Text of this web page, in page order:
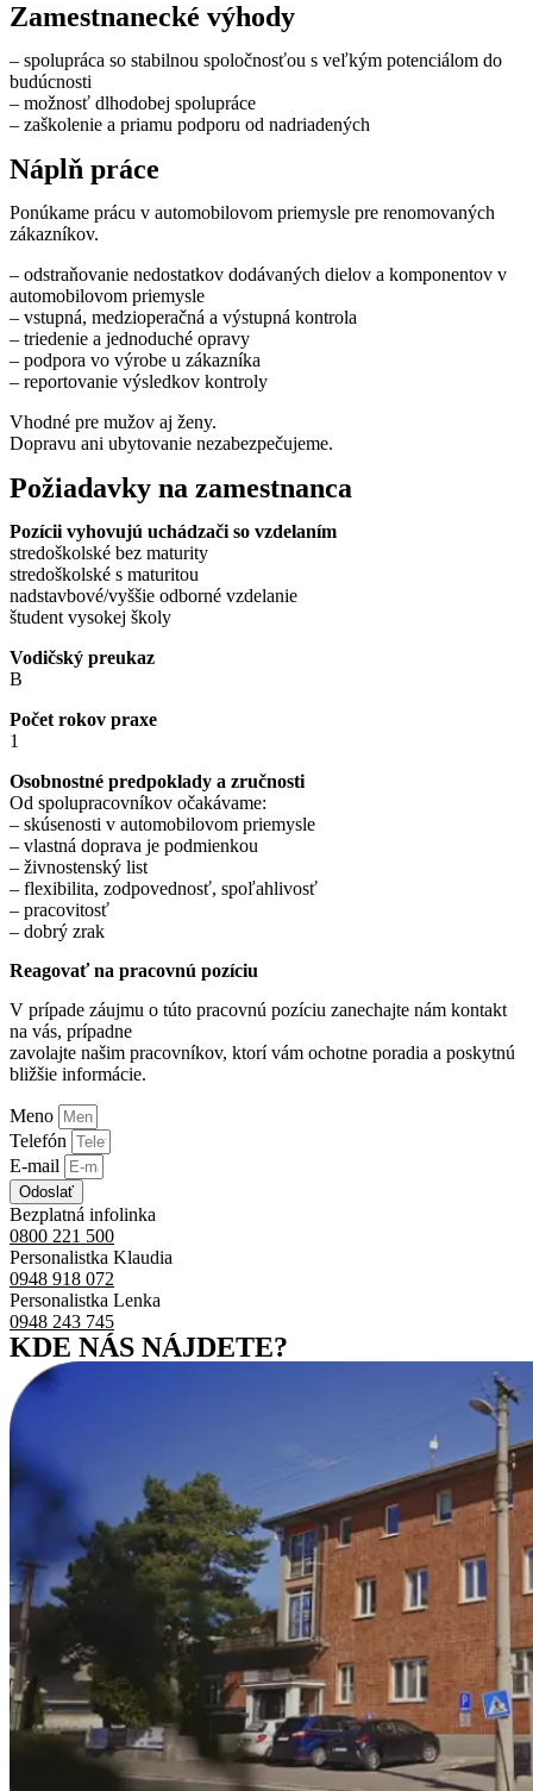
Zamestnanecké výhody
– spolupráca so stabilnou spoločnosťou s veľkým potenciálom do
budúcnosti
– možnosť dlhodobej spolupráce
– zaškolenie a priamu podporu od nadriadených
Náplň práce
Ponúkame prácu v automobilovom priemysle pre renomovaných
zákazníkov.
– odstraňovanie nedostatkov dodávaných dielov a komponentov v
automobilovom priemysle
– vstupná, medzioperačná a výstupná kontrola
– triedenie a jednoduché opravy
– podpora vo výrobe u zákazníka
– reportovanie výsledkov kontroly
Vhodné pre mužov aj ženy.
Dopravu ani ubytovanie nezabezpečujeme.
Požiadavky na zamestnanca
Pozícii vyhovujú uchádzači so vzdelaním
stredoškolské bez maturity
stredoškolské s maturitou
nadstavbové/vyššie odborné vzdelanie
študent vysokej školy
Vodičský preukaz
B
Počet rokov praxe
1
Osobnostné predpoklady a zručnosti
Od spolupracovníkov očakávame:
– skúsenosti v automobilovom priemysle
– vlastná doprava je podmienkou
– živnostenský list
– flexibilita, zodpovednosť, spoľahlivosť
– pracovitosť
– dobrý zrak
Reagovať na pracovnú pozíciu
V prípade záujmu o túto pracovnú pozíciu zanechajte nám kontakt
na vás, prípadne
zavolajte našim pracovníkov, ktorí vám ochotne poradia a poskytnú
bližšie informácie.
Meno
Telefón
E-mail
Odoslať
Bezplatná infolinka
0800 221 500
Personalistka Klaudia
0948 918 072
Personalistka Lenka
0948 243 745
KDE NÁS NÁJDETE?